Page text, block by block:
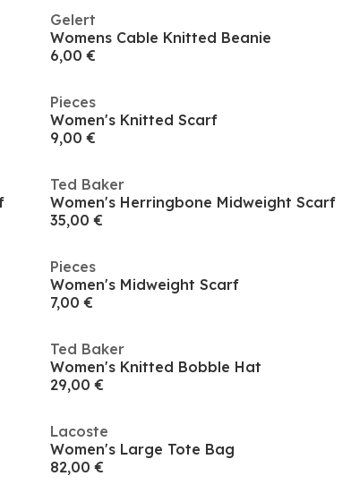
Gelert
Womens Cable Knitted Beanie
6,00 €
Pieces
Women's Knitted Scarf
9,00 €
Ted Baker
Women's Herringbone Midweight Scarf
35,00 €
Pieces
Women's Midweight Scarf
7,00 €
Ted Baker
Women's Knitted Bobble Hat
29,00 €
Lacoste
Women's Large Tote Bag
82,00 €